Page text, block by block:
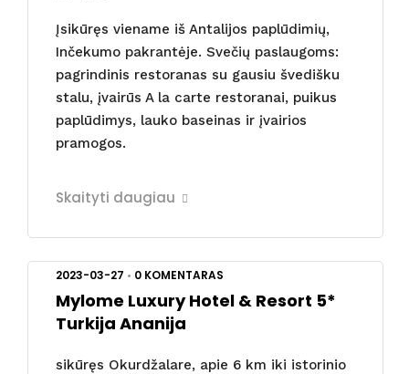
Įsikūręs viename iš Antalijos paplūdimių,
Inčekumo pakrantėje. Svečių paslaugoms:
pagrindinis restoranas su gausiu švedišku
stalu, įvairūs A la carte restoranai, puikus
paplūdimys, lauko baseinas ir įvairios
pramogos.
Skaityti daugiau
2023-03-27 • 0 KOMENTARAS
Mylome Luxury Hotel & Resort 5*
Turkija Ananija
sikūręs Okurdžalare, apie 6 km iki istorinio